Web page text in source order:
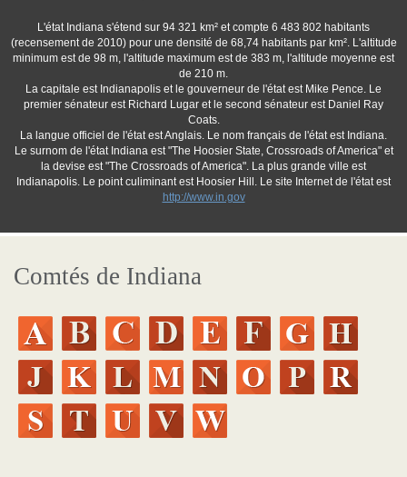
L'état Indiana s'étend sur 94 321 km² et compte 6 483 802 habitants
(recensement de 2010) pour une densité de 68,74 habitants par km². L'altitude
minimum est de 98 m, l'altitude maximum est de 383 m, l'altitude moyenne est
de 210 m.
La capitale est Indianapolis et le gouverneur de l'état est Mike Pence. Le
premier sénateur est Richard Lugar et le second sénateur est Daniel Ray
Coats.
La langue officiel de l'état est Anglais. Le nom français de l'état est Indiana.
Le surnom de l'état Indiana est "The Hoosier State, Crossroads of America" et
la devise est "The Crossroads of America". La plus grande ville est
Indianapolis. Le point culiminant est Hoosier Hill. Le site Internet de l'état est
http://www.in.gov
Comtés de Indiana